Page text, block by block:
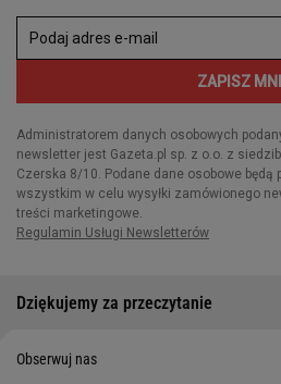
Dziękujemy za przeczytanie
Obserwuj nas